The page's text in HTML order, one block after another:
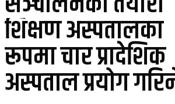
शिक्षण अस्पतालका
रूपमा चार प्रादेशिक
अस्पताल प्रयोग